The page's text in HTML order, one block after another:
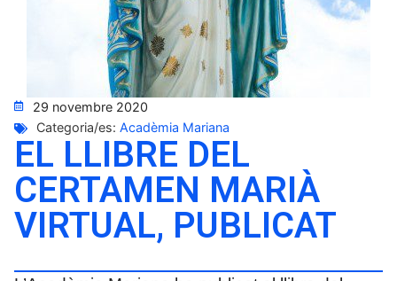
29 novembre 2020
Categoria/es: Acadèmia Mariana
EL LLIBRE DEL
CERTAMEN MARIÀ
VIRTUAL, PUBLICAT